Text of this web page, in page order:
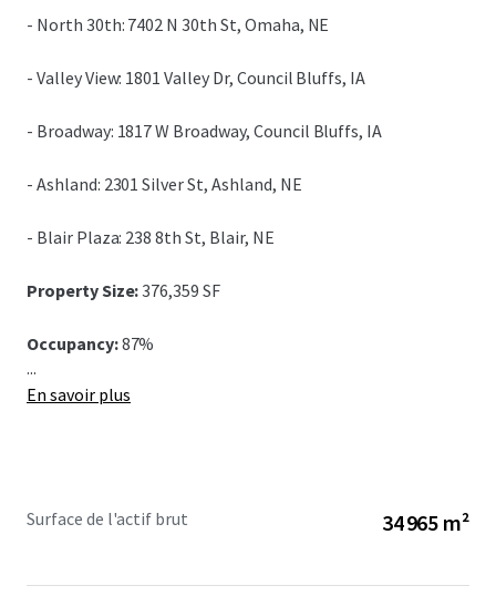
- North 30th: 7402 N 30th St, Omaha, NE
- Valley View: 1801 Valley Dr, Council Bluffs, IA
- Broadway: 1817 W Broadway, Council Bluffs, IA
- Ashland: 2301 Silver St, Ashland, NE
- Blair Plaza: 238 8th St, Blair, NE
Property Size:376,359 SF
Occupancy:87%
Year Built:1963-1992
...
En savoir plus
Surface de l'actif brut 34 965 m²